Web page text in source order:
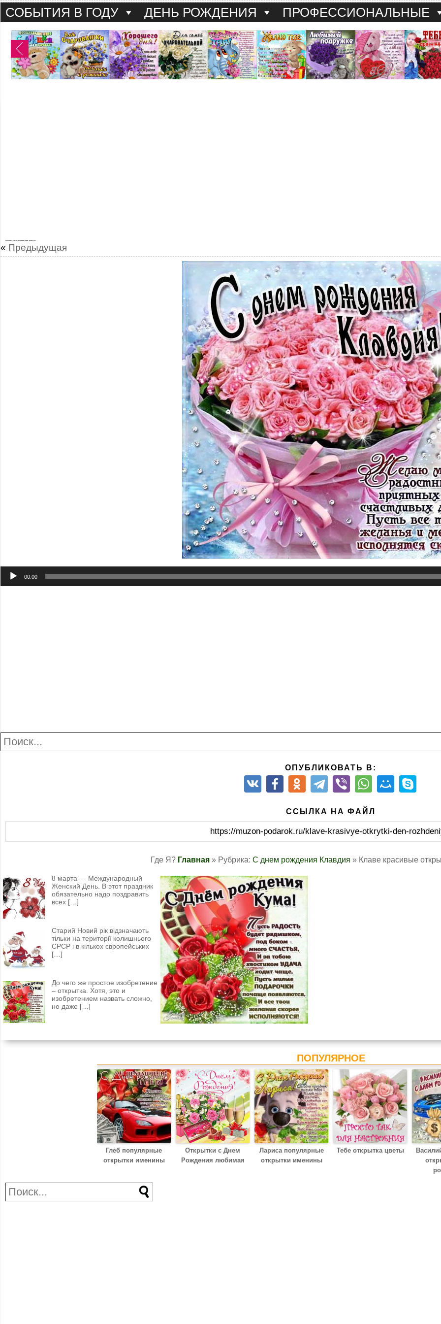
СОБЫТИЯ В ГОДУ ДЕНЬ РОЖДЕНИЯ ПРОФЕССИОНАЛЬНЫЕ
« Предыдущая
Аудиоплеер
00:00
ОПУБЛИКОВАТЬ В:
ССЫЛКА НА ФАЙЛ
https://muzon-podarok.ru/klave-krasivye-otkrytki-den-
Где Я? Главная » Рубрика: С днем рождения Клавдия » Клаве красивые
8 марта — Международный
Женский День. В этот праздник
обязательно надо поздравить
всех […]
Старий Новий рік відзначають
тільки на території колишнього
СРСР і в кількох європейських
[…]
До чего же простое изобретение
– открытка. Хотя, это и
изобретением назвать сложно,
но даже […]
ПОПУЛЯРНОЕ
Глеб популярные
открытки именины
Открытки с Днем
Рождения любимая
Лариса популярные
открытки именины
Тебе открытка цветы